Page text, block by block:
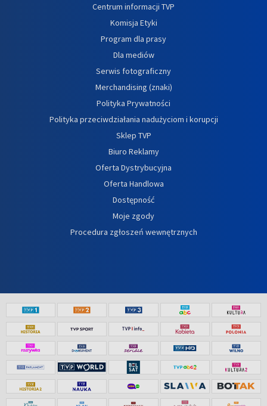
Centrum informacji TVP
Komisja Etyki
Program dla prasy
Dla mediów
Serwis fotograficzny
Merchandising (znaki)
Polityka Prywatności
Polityka przeciwdziałania nadużyciom i korupcji
Sklep TVP
Biuro Reklamy
Oferta Dystrybucyjna
Oferta Handlowa
Dostępność
Moje zgody
Procedura zgłoszeń wewnętrznych